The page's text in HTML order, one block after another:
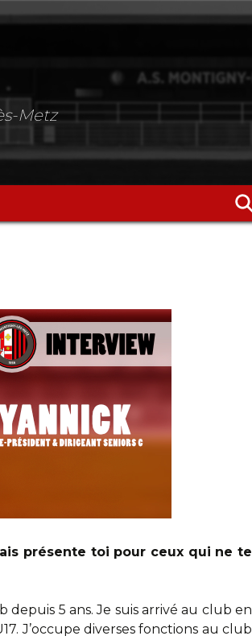
Metz
présente toi pour ceux qui ne te
depuis 5 ans. Je suis arrivé au club en
J’occupe diverses fonctions au club